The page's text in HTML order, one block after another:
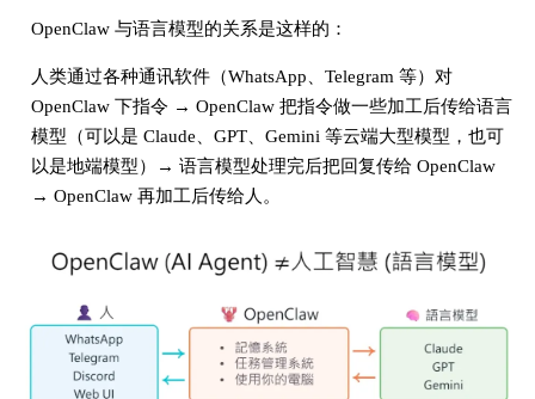
OpenClaw 与语言模型的关系是这样的：
人类通过各种通讯软件（WhatsApp、Telegram 等）对
OpenClaw 下指令 → OpenClaw 把指令做一些加工后传给语言
模型（可以是 Claude、GPT、Gemini 等云端大型模型，也可
以是地端模型）→ 语言模型处理完后把回复传给 OpenClaw
→ OpenClaw 再加工后传给人。